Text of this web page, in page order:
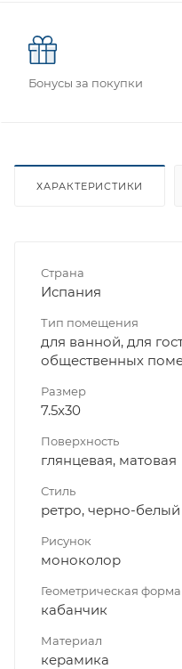
Бонусы за покупки
ХАРАКТЕРИСТИКИ
Страна
Испания
Тип помещения
для ванной, для
общественных
Размер
7.5x30
Поверхность
глянцевая, матовая
Стиль
ретро, черно-белый
Рисунок
моноколор
Геометрическая форма
кабанчик
Материал
керамика